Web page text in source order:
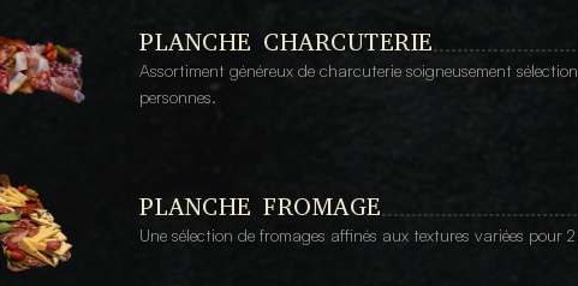
PLANCHE CHARCUTERIE
Assortiment généreux de charcuterie soigneusement
personnes.
PLANCHE FROMAGE
Une sélection de fromages affinés aux textures variées pour